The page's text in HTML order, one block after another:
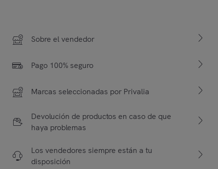
Sobre el vendedor
Pago 100% seguro
Marcas seleccionadas por Privalia
Devolución de productos en caso de que
haya problemas
Los vendedores siempre están a tu
disposición